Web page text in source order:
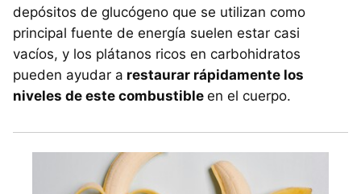
depósitos de glucógeno que se utilizan como
principal fuente de energía suelen estar casi
vacíos, y los plátanos ricos en carbohidratos
pueden ayudar a restaurar rápidamente los
niveles de este combustible en el cuerpo.